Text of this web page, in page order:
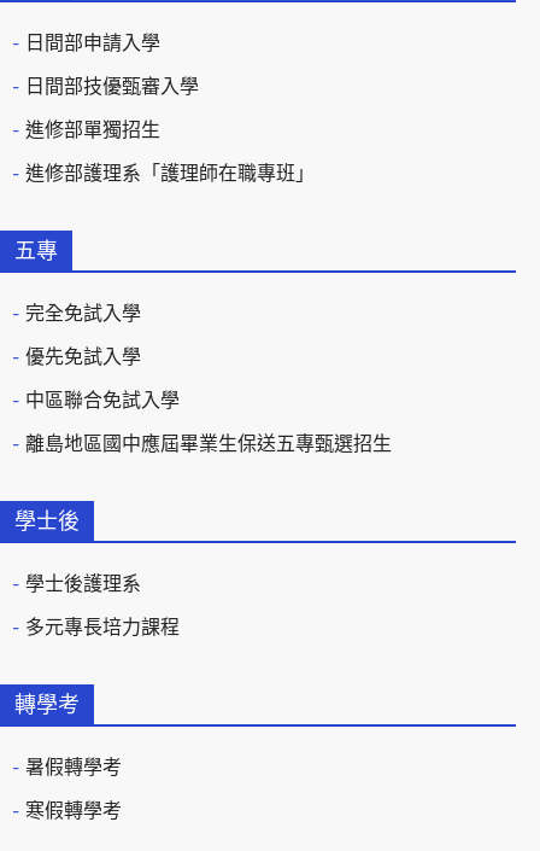
日間部申請入學
日間部技優甄審入學
進修部單獨招生
進修部護理系「護理師在職專班」
五專
完全免試入學
優先免試入學
中區聯合免試入學
離島地區國中應屆畢業生保送五專甄選招生
學士後
學士後護理系
多元專長培力課程
轉學考
暑假轉學考
寒假轉學考